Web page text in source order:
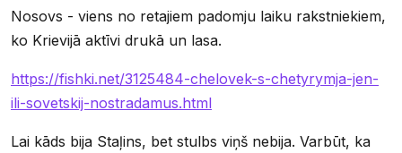
Nosovs - viens no retajiem padomju laiku rakstniekiem,
ko Krievijā aktīvi drukā un lasa.
https://fishki.net/3125484-chelovek-s-chetyrymja-jen-
ili-sovetskij-nostradamus.html
Lai kāds bija Staļins, bet stulbs viņš nebija. Varbūt, ka